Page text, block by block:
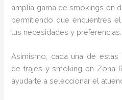
amplia gama de smokings en
permitiendo que encuentres
tus necesidades y preferencias.
Asimismo, cada una de
de trajes y smoking en Zona
ayudarte a seleccionar el